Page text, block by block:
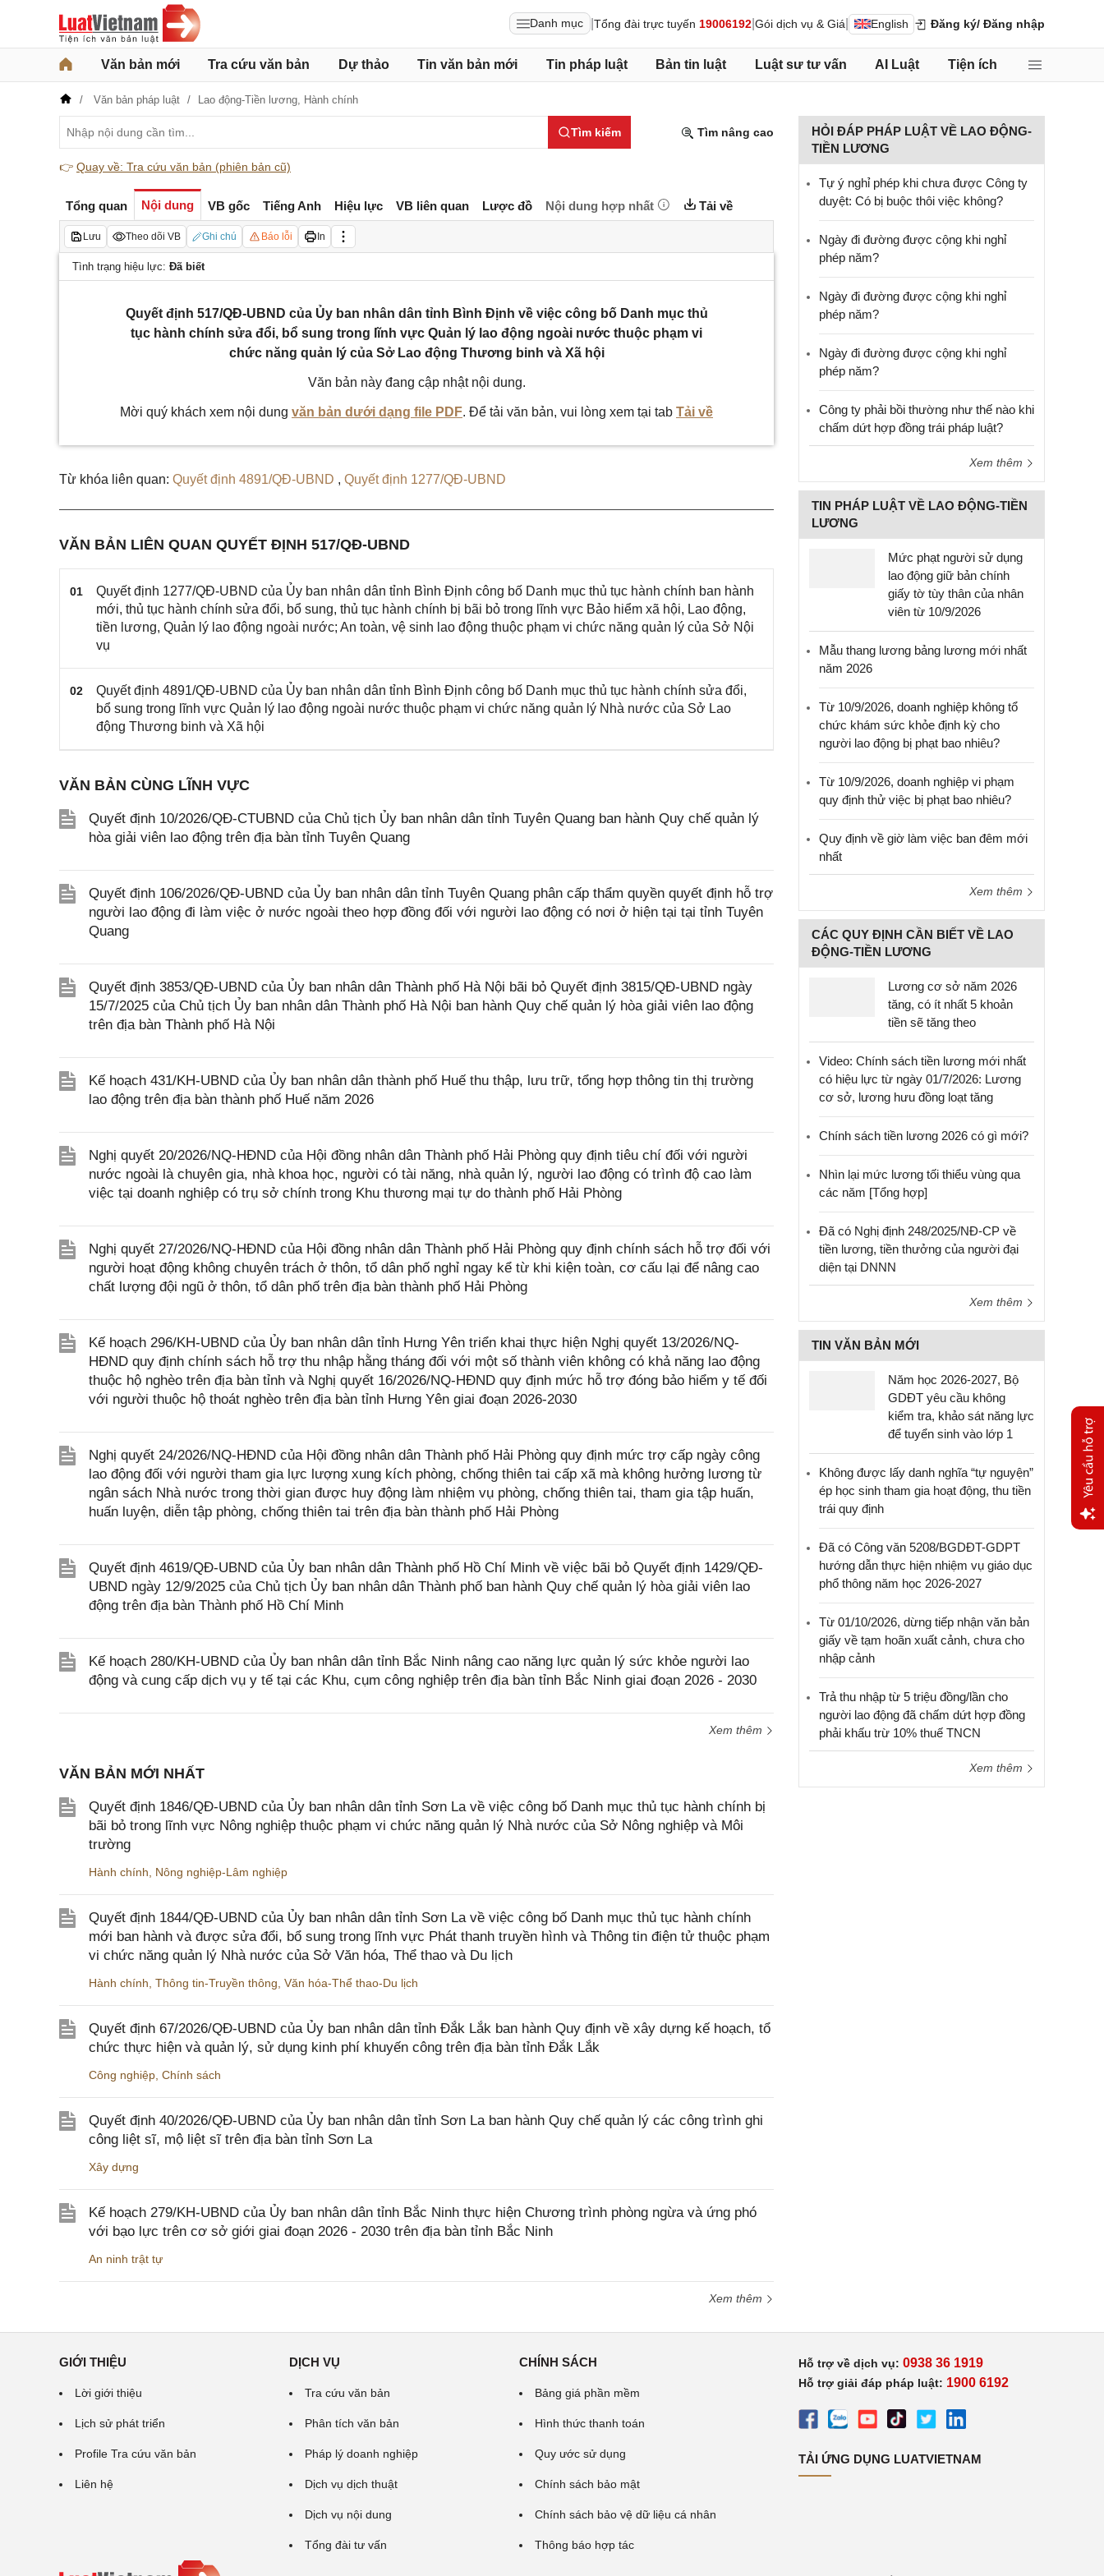
Danh mục Tổng đài trực tuyến 19006192 Gói dịch vụ & Giá English Đăng ký/ Đăng nhập
Văn bản mới Tra cứu văn bản Dự thảo Tin văn bản mới Tin pháp luật Bản tin luật Luật sư tư vấn AI Luật Tiện ích
Văn bản pháp luật Lao động-Tiền lương, Hành chính
Tìm kiếm Tìm nâng cao
👉 Quay về: Tra cứu văn bản (phiên bản cũ)
Tổng quan Nội dung VB gốc Tiếng Anh Hiệu lực VB liên quan Lược đồ Nội dung hợp nhất Tải về
Lưu Theo dõi VB Ghi chú Báo lỗi In
Tình trạng hiệu lực: Đã biết
Quyết định 517/QĐ-UBND của Ủy ban nhân dân tỉnh Bình Định về việc công bố Danh mục thủ
tục hành chính sửa đổi, bổ sung trong lĩnh vực Quản lý lao động ngoài nước thuộc phạm vi
chức năng quản lý của Sở Lao động Thương binh và Xã hội
Văn bản này đang cập nhật nội dung.
Mời quý khách xem nội dung văn bản dưới dạng file PDF. Để tải văn bản, vui lòng xem tại tab Tải về
Từ khóa liên quan: Quyết định 4891/QĐ-UBND , Quyết định 1277/QĐ-UBND
VĂN BẢN LIÊN QUAN QUYẾT ĐỊNH 517/QĐ-UBND
01
Quyết định 1277/QĐ-UBND của Ủy ban nhân dân tỉnh Bình Định công bố Danh mục thủ tục hành chính ban hành
mới, thủ tục hành chính sửa đổi, bổ sung, thủ tục hành chính bị bãi bỏ trong lĩnh vực Bảo hiểm xã hội, Lao động,
tiền lương, Quản lý lao động ngoài nước; An toàn, vệ sinh lao động thuộc phạm vi chức năng quản lý của Sở Nội
vụ
02
Quyết định 4891/QĐ-UBND của Ủy ban nhân dân tỉnh Bình Định công bố Danh mục thủ tục hành chính sửa đổi,
bổ sung trong lĩnh vực Quản lý lao động ngoài nước thuộc phạm vi chức năng quản lý Nhà nước của Sở Lao
động Thương binh và Xã hội
VĂN BẢN CÙNG LĨNH VỰC
Quyết định 10/2026/QĐ-CTUBND của Chủ tịch Ủy ban nhân dân tỉnh Tuyên Quang ban hành Quy chế quản lý
hòa giải viên lao động trên địa bàn tỉnh Tuyên Quang
Quyết định 106/2026/QĐ-UBND của Ủy ban nhân dân tỉnh Tuyên Quang phân cấp thẩm quyền quyết định hỗ trợ
người lao động đi làm việc ở nước ngoài theo hợp đồng đối với người lao động có nơi ở hiện tại tại tỉnh Tuyên
Quang
Quyết định 3853/QĐ-UBND của Ủy ban nhân dân Thành phố Hà Nội bãi bỏ Quyết định 3815/QĐ-UBND ngày
15/7/2025 của Chủ tịch Ủy ban nhân dân Thành phố Hà Nội ban hành Quy chế quản lý hòa giải viên lao động
trên địa bàn Thành phố Hà Nội
Kế hoạch 431/KH-UBND của Ủy ban nhân dân thành phố Huế thu thập, lưu trữ, tổng hợp thông tin thị trường
lao động trên địa bàn thành phố Huế năm 2026
Nghị quyết 20/2026/NQ-HĐND của Hội đồng nhân dân Thành phố Hải Phòng quy định tiêu chí đối với người
nước ngoài là chuyên gia, nhà khoa học, người có tài năng, nhà quản lý, người lao động có trình độ cao làm
việc tại doanh nghiệp có trụ sở chính trong Khu thương mại tự do thành phố Hải Phòng
Nghị quyết 27/2026/NQ-HĐND của Hội đồng nhân dân Thành phố Hải Phòng quy định chính sách hỗ trợ đối với
người hoạt động không chuyên trách ở thôn, tổ dân phố nghỉ ngay kể từ khi kiện toàn, cơ cấu lại để nâng cao
chất lượng đội ngũ ở thôn, tổ dân phố trên địa bàn thành phố Hải Phòng
Kế hoạch 296/KH-UBND của Ủy ban nhân dân tỉnh Hưng Yên triển khai thực hiện Nghị quyết 13/2026/NQ-
HĐND quy định chính sách hỗ trợ thu nhập hằng tháng đối với một số thành viên không có khả năng lao động
thuộc hộ nghèo trên địa bàn tỉnh và Nghị quyết 16/2026/NQ-HĐND quy định mức hỗ trợ đóng bảo hiểm y tế đối
với người thuộc hộ thoát nghèo trên địa bàn tỉnh Hưng Yên giai đoạn 2026-2030
Nghị quyết 24/2026/NQ-HĐND của Hội đồng nhân dân Thành phố Hải Phòng quy định mức trợ cấp ngày công
lao động đối với người tham gia lực lượng xung kích phòng, chống thiên tai cấp xã mà không hưởng lương từ
ngân sách Nhà nước trong thời gian được huy động làm nhiệm vụ phòng, chống thiên tai, tham gia tập huấn,
huấn luyện, diễn tập phòng, chống thiên tai trên địa bàn thành phố Hải Phòng
Quyết định 4619/QĐ-UBND của Ủy ban nhân dân Thành phố Hồ Chí Minh về việc bãi bỏ Quyết định 1429/QĐ-
UBND ngày 12/9/2025 của Chủ tịch Ủy ban nhân dân Thành phố ban hành Quy chế quản lý hòa giải viên lao
động trên địa bàn Thành phố Hồ Chí Minh
Kế hoạch 280/KH-UBND của Ủy ban nhân dân tỉnh Bắc Ninh nâng cao năng lực quản lý sức khỏe người lao
động và cung cấp dịch vụ y tế tại các Khu, cụm công nghiệp trên địa bàn tỉnh Bắc Ninh giai đoạn 2026 - 2030
Xem thêm
VĂN BẢN MỚI NHẤT
Quyết định 1846/QĐ-UBND của Ủy ban nhân dân tỉnh Sơn La về việc công bố Danh mục thủ tục hành chính bị
bãi bỏ trong lĩnh vực Nông nghiệp thuộc phạm vi chức năng quản lý Nhà nước của Sở Nông nghiệp và Môi
trường
Hành chính Nông nghiệp-Lâm nghiệp
Quyết định 1844/QĐ-UBND của Ủy ban nhân dân tỉnh Sơn La về việc công bố Danh mục thủ tục hành chính
mới ban hành và được sửa đổi, bổ sung trong lĩnh vực Phát thanh truyền hình và Thông tin điện tử thuộc phạm
vi chức năng quản lý Nhà nước của Sở Văn hóa, Thể thao và Du lịch
Hành chính Thông tin-Truyền thông Văn hóa-Thể thao-Du lịch
Quyết định 67/2026/QĐ-UBND của Ủy ban nhân dân tỉnh Đắk Lắk ban hành Quy định về xây dựng kế hoạch, tổ
chức thực hiện và quản lý, sử dụng kinh phí khuyến công trên địa bàn tỉnh Đắk Lắk
Công nghiệp Chính sách
Quyết định 40/2026/QĐ-UBND của Ủy ban nhân dân tỉnh Sơn La ban hành Quy chế quản lý các công trình ghi
công liệt sĩ, mộ liệt sĩ trên địa bàn tỉnh Sơn La
Xây dựng
Kế hoạch 279/KH-UBND của Ủy ban nhân dân tỉnh Bắc Ninh thực hiện Chương trình phòng ngừa và ứng phó
với bạo lực trên cơ sở giới giai đoạn 2026 - 2030 trên địa bàn tỉnh Bắc Ninh
An ninh trật tự
Xem thêm
HỎI ĐÁP PHÁP LUẬT VỀ LAO ĐỘNG-
TIỀN LƯƠNG
Tự ý nghỉ phép khi chưa được Công ty
duyệt: Có bị buộc thôi việc không?
Ngày đi đường được cộng khi nghỉ
phép năm?
Ngày đi đường được cộng khi nghỉ
phép năm?
Ngày đi đường được cộng khi nghỉ
phép năm?
Công ty phải bồi thường như thế nào khi
chấm dứt hợp đồng trái pháp luật?
Xem thêm
TIN PHÁP LUẬT VỀ LAO ĐỘNG-TIỀN
LƯƠNG
Mức phạt người sử dụng
lao động giữ bản chính
giấy tờ tùy thân của nhân
viên từ 10/9/2026
Mẫu thang lương bảng lương mới nhất
năm 2026
Từ 10/9/2026, doanh nghiệp không tổ
chức khám sức khỏe định kỳ cho
người lao động bị phạt bao nhiêu?
Từ 10/9/2026, doanh nghiệp vi phạm
quy định thử việc bị phạt bao nhiêu?
Quy định về giờ làm việc ban đêm mới
nhất
Xem thêm
CÁC QUY ĐỊNH CẦN BIẾT VỀ LAO
ĐỘNG-TIỀN LƯƠNG
Lương cơ sở năm 2026
tăng, có ít nhất 5 khoản
tiền sẽ tăng theo
Video: Chính sách tiền lương mới nhất
có hiệu lực từ ngày 01/7/2026: Lương
cơ sở, lương hưu đồng loạt tăng
Chính sách tiền lương 2026 có gì mới?
Nhìn lại mức lương tối thiểu vùng qua
các năm [Tổng hợp]
Đã có Nghị định 248/2025/NĐ-CP về
tiền lương, tiền thưởng của người đại
diện tại DNNN
Xem thêm
TIN VĂN BẢN MỚI
Năm học 2026-2027, Bộ
GDĐT yêu cầu không
kiểm tra, khảo sát năng lực
để tuyển sinh vào lớp 1
Không được lấy danh nghĩa “tự nguyện”
ép học sinh tham gia hoạt động, thu tiền
trái quy định
Đã có Công văn 5208/BGDĐT-GDPT
hướng dẫn thực hiện nhiệm vụ giáo dục
phổ thông năm học 2026-2027
Từ 01/10/2026, dừng tiếp nhận văn bản
giấy về tạm hoãn xuất cảnh, chưa cho
nhập cảnh
Trả thu nhập từ 5 triệu đồng/lần cho
người lao động đã chấm dứt hợp đồng
phải khấu trừ 10% thuế TNCN
Xem thêm
GIỚI THIỆU
Lời giới thiệu
Lịch sử phát triển
Profile Tra cứu văn bản
Liên hệ
DỊCH VỤ
Tra cứu văn bản
Phân tích văn bản
Pháp lý doanh nghiệp
Dịch vụ dịch thuật
Dịch vụ nội dung
Tổng đài tư vấn
CHÍNH SÁCH
Bảng giá phần mềm
Hình thức thanh toán
Quy ước sử dụng
Chính sách bảo mật
Chính sách bảo vệ dữ liệu cá nhân
Thông báo hợp tác
Hỗ trợ về dịch vụ: 0938 36 1919
Hỗ trợ giải đáp pháp luật: 1900 6192
TẢI ỨNG DỤNG LUATVIETNAM